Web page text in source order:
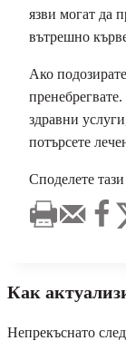
язви могат да
вътрешно
Ако
здравни
потърсете
Споделете тази
Как
Непрекъснато